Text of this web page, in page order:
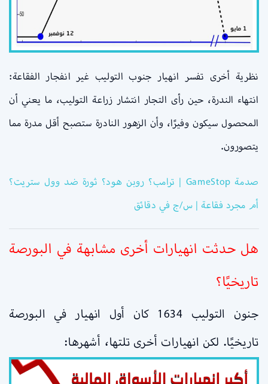
نظرية أخرى تفسر انهيار جنوب التوليب غير انفجار الفقاعة:
انتهاء الندرة، حين رأى التجار انتشار زراعة التوليب، ما يعني أن
المحصول سيكون وفيرًا، وأن الزهور النادرة ستصبح أقل مدرة مما
يتصورون.
صدمة GameStop | ترامب؟ روبن هود؟ ثورة ضد وول ستريت؟
أم مجرد فقاعة | س/ج في دقائق
هل حدثت انهيارات أخرى مشابهة في البورصة
تاريخيًا؟
جنون التوليب 1634 كان أول انهيار في البورصة
تاريخيًا. لكن انهيارات أخرى تلتها، أشهرها: